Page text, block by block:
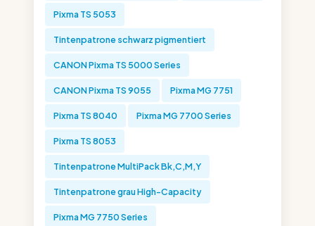
Pixma TS 5053
Tintenpatrone schwarz pigmentiert
CANON Pixma TS 5000 Series
CANON Pixma TS 9055 Pixma MG 7751
Pixma TS 8040 Pixma MG 7700 Series
Pixma TS 8053
Tintenpatrone MultiPack Bk,C,M,Y
Tintenpatrone grau High-Capacity
Pixma MG 7750 Series